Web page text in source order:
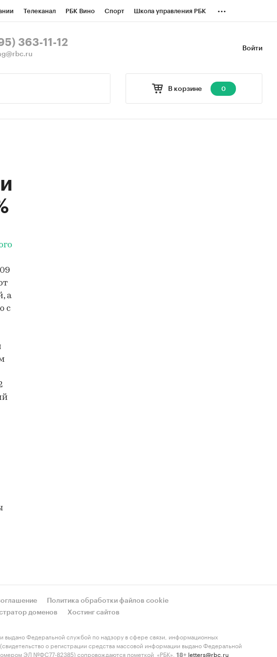
Телеканал РБК Вино Спорт Школа управления РБК ...
Войти
363-11-12
В корзине 0
а
с
Политика обработки файлов cookie
доменов Хостинг сайтов
выдано Федеральной службой по надзору в сфере связи, информационных
о регистрации средства массовой информации выдано Федеральной
ЭЛ №ФС77-82385) сопровождаются пометкой «РБК».
18+ letters@rbc.ru